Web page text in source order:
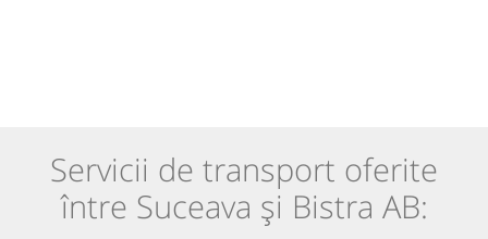
Servicii de transport oferite
între Suceava și Bistra AB: